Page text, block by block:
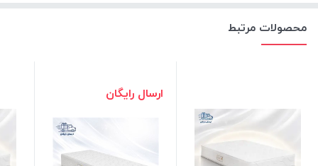
محصولات مرتبط
ارسال رایگان